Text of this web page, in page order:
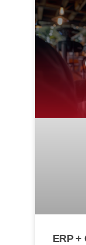
ERP +